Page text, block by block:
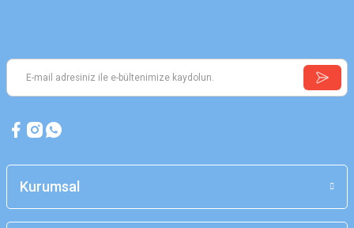
Kurumsal